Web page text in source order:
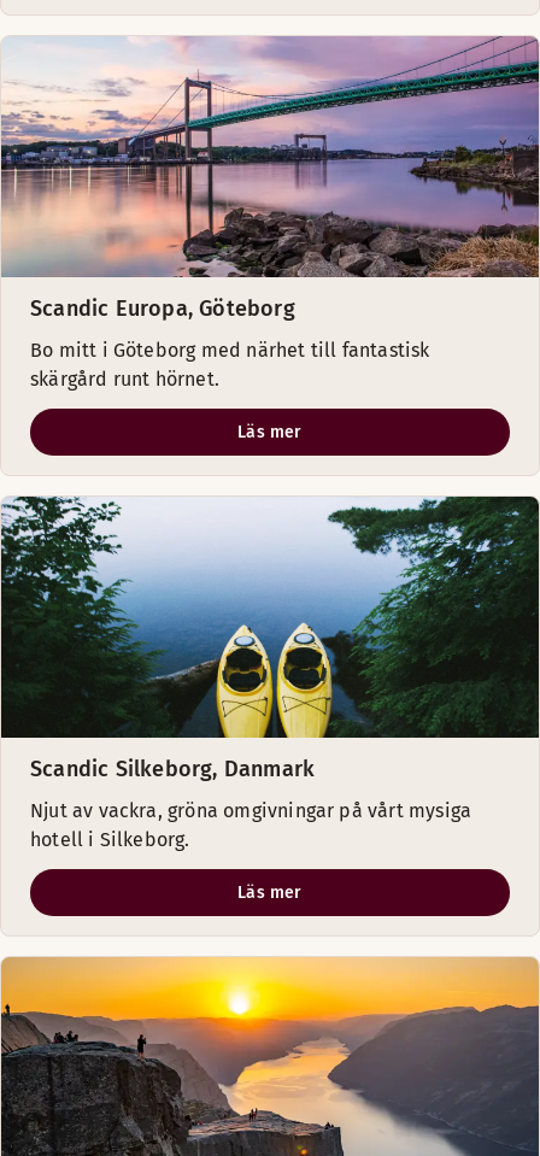
Scandic Europa, Göteborg
Bo mitt i Göteborg med närhet till fantastisk
skärgård runt hörnet.
Läs mer
Scandic Silkeborg, Danmark
Njut av vackra, gröna omgivningar på vårt mysiga
hotell i Silkeborg.
Läs mer